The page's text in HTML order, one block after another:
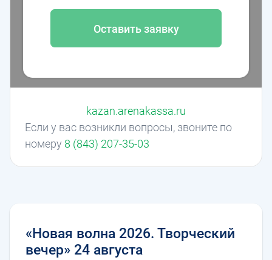
Оставить заявку
Если у вас возникли вопросы, звоните по
номеру 8 (843) 207-35-03
kazan.arenakassa.ru
«Новая волна 2026. Творческий
вечер» 24 августа